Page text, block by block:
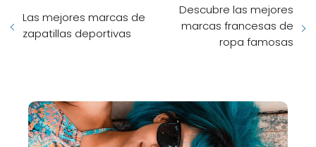
Las mejores marcas de
zapatillas deportivas
Descubre las mejores
marcas francesas de
ropa famosas